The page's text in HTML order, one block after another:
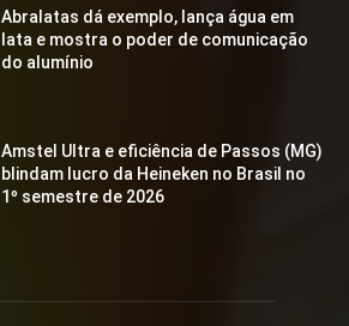
Abralatas dá exemplo, lança água em
lata e mostra o poder de comunicação
do alumínio
Amstel Ultra e eficiência de Passos (MG)
blindam lucro da Heineken no Brasil no
1º semestre de 2026